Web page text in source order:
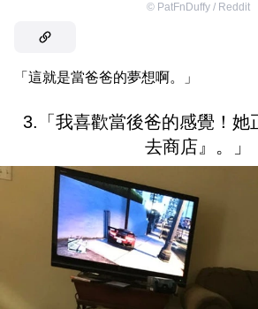
© PatFnDuffy / Reddit
「這就是當爸爸的夢想啊。」
3.「我喜歡當後爸的感覺！她
去商店』。」